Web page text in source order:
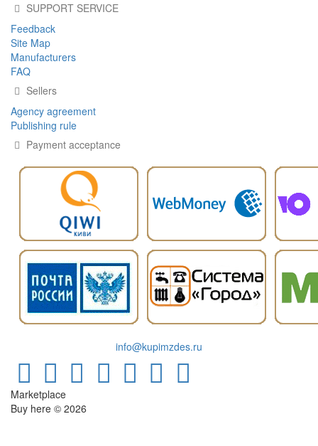
SUPPORT SERVICE
Feedback
Site Map
Manufacturers
FAQ
Sellers
Agency agreement
Publishing rule
Payment acceptance
info@kupimzdes.ru
Marketplace
Buy here © 2026